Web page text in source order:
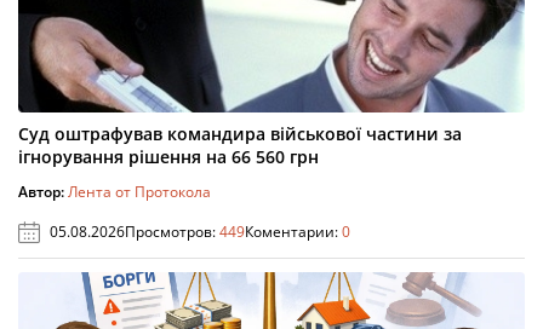
Суд оштрафував командира військової частини за
ігнорування рішення на 66 560 грн
Автор:Лента от Протокола
05.08.2026Просмотров:449Коментарии:0